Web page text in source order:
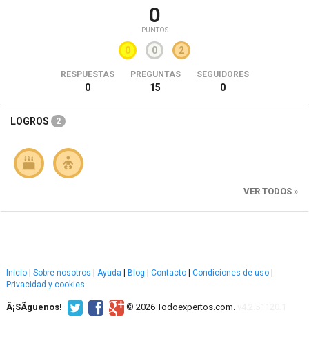
0
PUNTOS
0 0 2
RESPUESTAS
0
PREGUNTAS
15
SEGUIDORES
0
LOGROS 2
VER TODOS »
Inicio Sobre nosotros Ayuda Blog Contacto Condiciones de uso
Privacidad y cookies
Â¡SÃ­guenos! © 2026 Todoexpertos.com.